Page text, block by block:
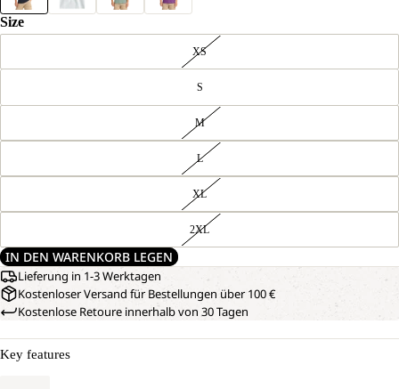
Size
XS
S
M
L
XL
2XL
IN DEN WARENKORB LEGEN
Lieferung in 1-3 Werktagen
Kostenloser Versand für Bestellungen über 100 €
Kostenlose Retoure innerhalb von 30 Tagen
Key features